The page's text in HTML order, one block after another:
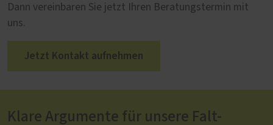
Dann vereinbaren Sie jetzt Ihren Beratungstermin mit
uns.
Jetzt Kontakt aufnehmen
Klare Argumente für unsere Falt-